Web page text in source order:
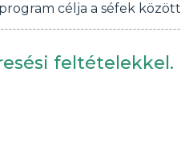
célja a séfek
feltételekkel.